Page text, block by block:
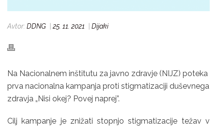
Avtor: DDNG 25. 11. 2021 Dijaki
Na Nacionalnem inštitutu za javno zdravje (NIJZ) poteka
prva nacionalna kampanja proti stigmatizaciji duševnega
zdravja „Nisi okej? Povej naprej”.
Cilj kampanje je znižati stopnjo stigmatizacije težav v